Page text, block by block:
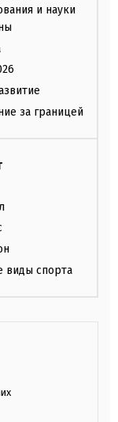
и науки
за границей
виды спорта